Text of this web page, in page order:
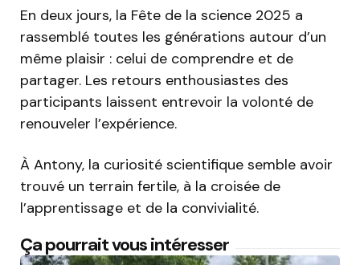
En deux jours, la Fête de la science 2025 a
rassemblé toutes les générations autour d’un
même plaisir : celui de comprendre et de
partager. Les retours enthousiastes des
participants laissent entrevoir la volonté de
renouveler l’expérience.
À Antony, la curiosité scientifique semble avoir
trouvé un terrain fertile, à la croisée de
l’apprentissage et de la convivialité.
Ça pourrait vous intéresser